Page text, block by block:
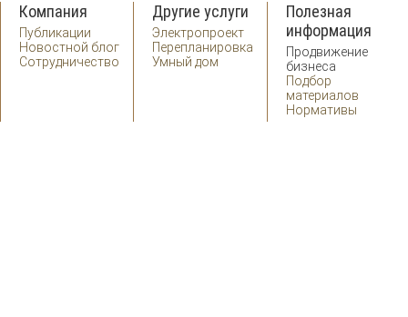
Компания
Публикации
Новостной блог
Сотрудничество
Другие услуги
Электропроект
Перепланировка
Умный дом
Полезная
информация
Продвижение
бизнеса
Подбор
материалов
Нормативы